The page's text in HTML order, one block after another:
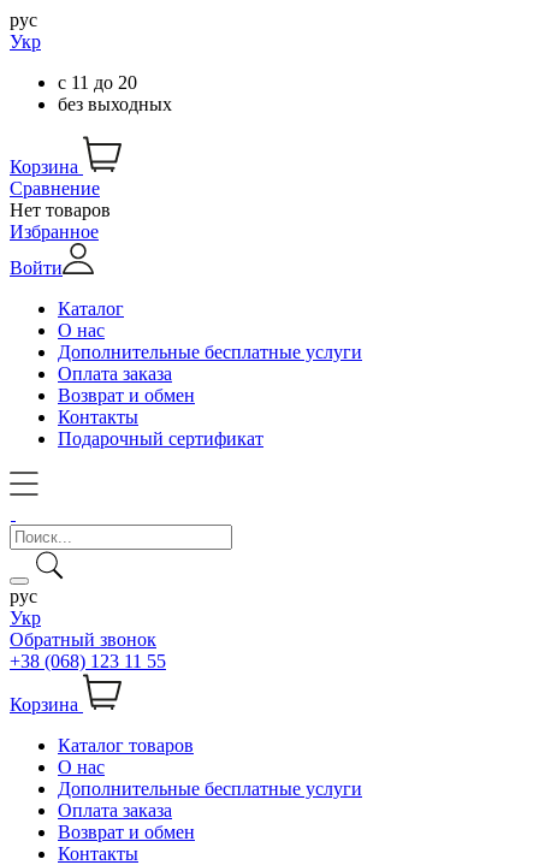
рус
Укр
с 11 до 20
без выходных
Корзина
Сравнение
Нет товаров
Избранное
Войти
Каталог
О нас
Дополнительные бесплатные услуги
Оплата заказа
Возврат и обмен
Контакты
Подарочный сертификат
рус
Укр
Обратный звонок
+38 (068) 123 11 55
Корзина
Каталог товаров
О нас
Дополнительные бесплатные услуги
Оплата заказа
Возврат и обмен
Контакты